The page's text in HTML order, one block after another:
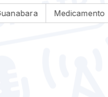
Medicamento reduz em